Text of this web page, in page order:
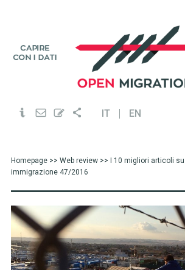
IT EN
Homepage>> Web review>> I 10 migliori articoli
immigrazione 47/2016